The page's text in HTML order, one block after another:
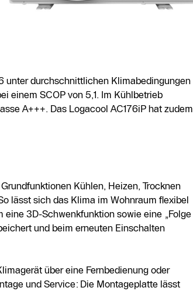
unter durchschnittlichen Klimabedingungen
einem SCOP von 5,1. Im Kühlbetrieb
A+++. Das Logacool AC176iP hat zudem
Kühlen, Heizen, Trocknen
lässt sich das Klima im Wohnraum flexibel
3D-Schwenkfunktion sowie eine „Folge
und beim erneuten Einschalten
über eine Fernbedienung oder
und Service: Die Montageplatte lässt